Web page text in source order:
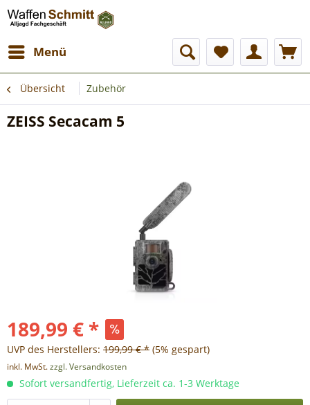
Menü
Übersicht Zubehör
ZEISS Secacam 5
189,99 € *
UVP des Herstellers: 199,99 € * (5% gespart)
inkl. MwSt.zzgl. Versandkosten
Sofort versandfertig, Lieferzeit ca. 1-3 Werktage